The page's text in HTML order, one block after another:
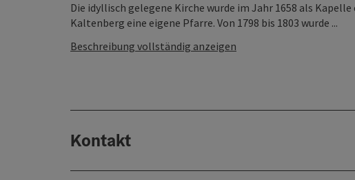
Die idyllisch gelegene Kirche wurde im Jahr 1658 als
Kaltenberg eine eigene Pfarre. Von 1798 bis 1803 wurde ...
Beschreibung vollständig anzeigen
Kontakt